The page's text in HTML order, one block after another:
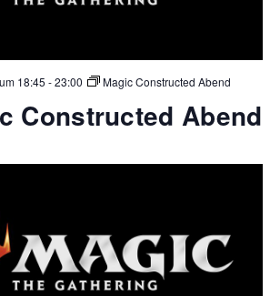
18:45 -23:00 Magic Constructed Abend
Constructed Abend